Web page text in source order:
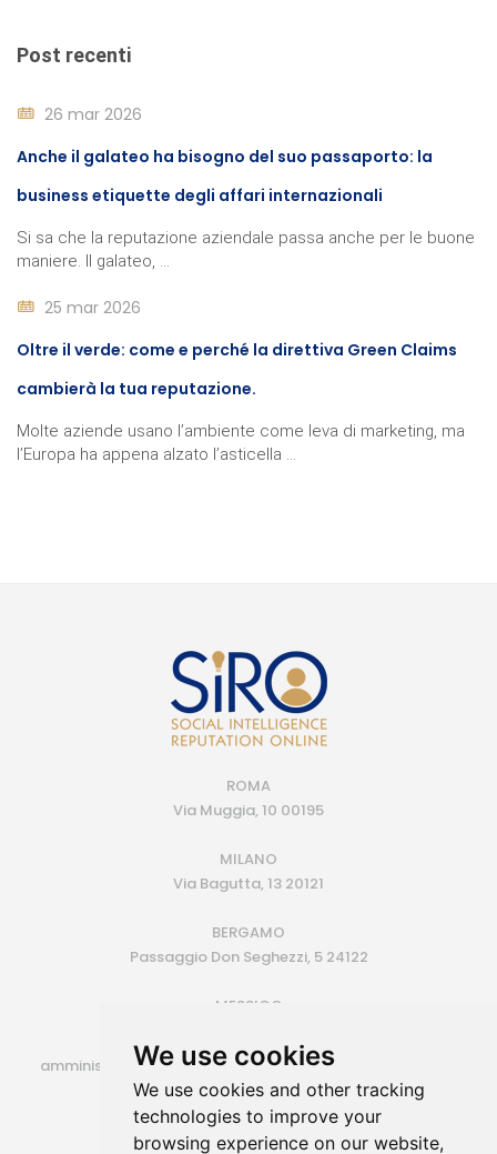
We use cookies
We use cookies and other tracking
technologies to improve your
browsing experience on our website,
Post recenti
26 mar 2026
Anche il galateo ha bisogno del suo passaporto: la
business etiquette degli affari internazionali
Si sa che la reputazione aziendale passa anche per le buone
maniere. Il galateo, ...
25 mar 2026
Oltre il verde: come e perché la direttiva Green Claims
cambierà la tua reputazione.
Molte aziende usano l’ambiente come leva di marketing, ma
l’Europa ha appena alzato l’asticella ...
ROMA
Via Muggia, 10 00195
MILANO
Via Bagutta, 13 20121
BERGAMO
Passaggio Don Seghezzi, 5 24122
MESSICO
amministrazione@siroconsulting.com | +39.335.6409500
P.IVA 14725801006